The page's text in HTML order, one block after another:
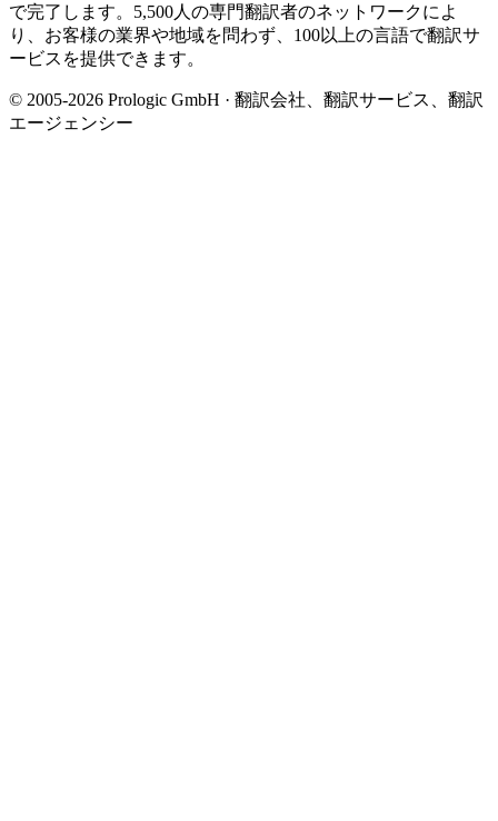
で完了します。5,500人の専門翻訳者のネットワークによ
り、お客様の業界や地域を問わず、100以上の言語で翻訳サ
ービスを提供できます。
© 2005-2026 Prologic GmbH · 翻訳会社、翻訳サービス、翻訳
エージェンシー